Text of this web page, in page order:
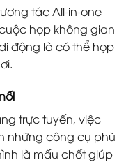
tác All-in-one
họp không gian
động là có thể họp
trực tuyến, việc
những công cụ phù
là mấu chốt giúp